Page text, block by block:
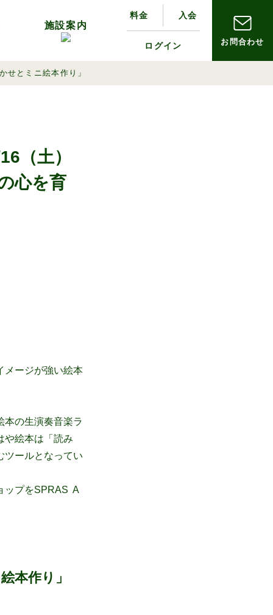
出かけ散歩
施設案内
れ アクセス
料金 入会
ログイン
お問合わせ
せとミニ絵本作り」
（土）
心を育
メージが強い絵本
本の生演奏音楽ラ
や絵本は「読み
ツールとなってい
ップをSPRAS A
本作り」